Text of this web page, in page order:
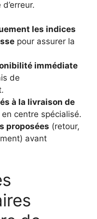
les indices
pour assurer la
immédiate
de
à la livraison de
centre spécialisé.
proposées (retour,
avant